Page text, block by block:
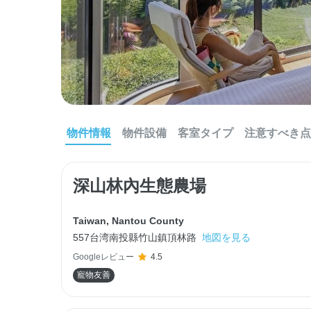
物件情報 物件設備 客室タイプ 注意すべき点
深山林內生態農場
Taiwan, Nantou County
557台湾南投縣竹山鎮頂林路 地図を見る
Googleレビュー
4.5
寵物友善